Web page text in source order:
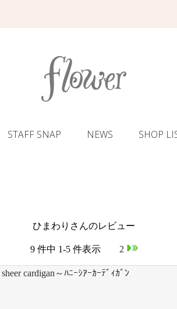
STAFF SNAP NEWS SHOP
ひまわりさんのレビュー
9 件中 1-5 件表示 2
cardigan～ﾊﾆｰｼｱｰｶｰﾃﾞｨｶﾞﾝ